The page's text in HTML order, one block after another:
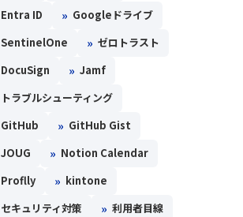
Entra ID » Googleドライブ
SentinelOne » ゼロトラスト
DocuSign » Jamf
トラブルシューティング
GitHub » GitHub Gist
JOUG » Notion Calendar
Proflly » kintone
セキュリティ対策 » 利用者目線